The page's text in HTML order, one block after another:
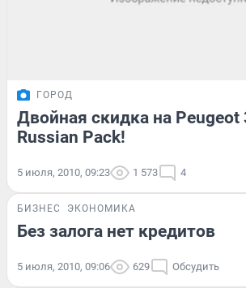
ГОРОД
Двойная скидка на Peugeot
Russian Pack!
5 июля, 2010, 09:23 1 573 4
БИЗНЕС ЭКОНОМИКА
Без залога нет кредитов
5 июля, 2010, 09:06 629 Обсудить